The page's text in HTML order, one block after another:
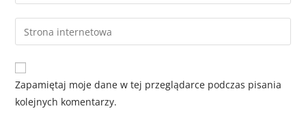
Zapamiętaj moje dane w tej przeglądarce podczas pisania
kolejnych komentarzy.